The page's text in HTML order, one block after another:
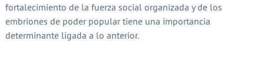
fortalecimiento de la fuerza social organizada y de los
embriones de poder popular tiene una importancia
determinante ligada a lo anterior.